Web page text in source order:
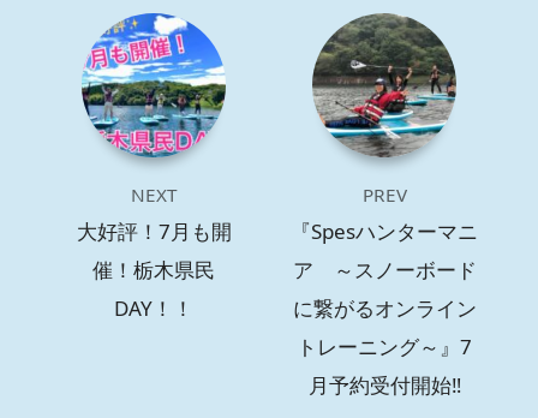
NEXT
大好評！7月も開
催！栃木県民
DAY！！
PREV
『Spesハンターマニ
ア ～スノーボード
に繋がるオンライン
トレーニング～』7
月予約受付開始‼️